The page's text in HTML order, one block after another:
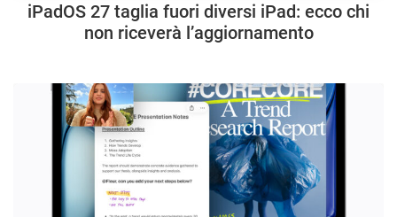
iPadOS 27 taglia fuori diversi iPad: ecco chi
non riceverà l’aggiornamento